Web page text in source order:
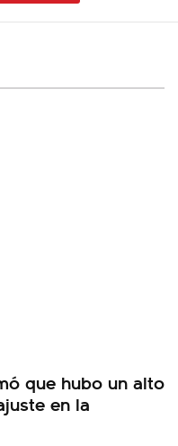
que hubo un alto
en la